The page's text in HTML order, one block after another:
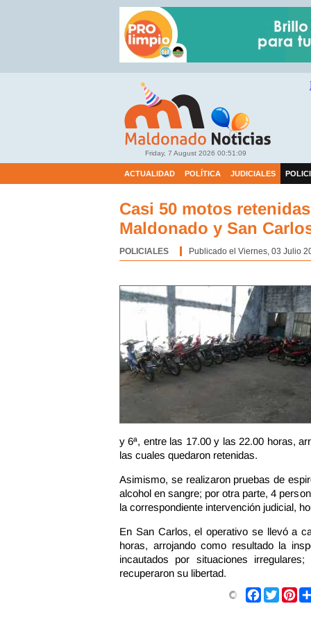
Friday, 7 August 2026 00:51:10
ACTUALIDAD POLÍTICA JUDICIALES
Casi 50 motos
Maldonado y San
POLICIALES Publicado el Viernes, 03 Julio
y 6ª, entre las 17.00 y las 22.00 horas,
las cuales quedaron retenidas.
Asimismo, se realizaron pruebas de
alcohol en sangre; por otra parte, 4
la correspondiente intervención judicial,
En San Carlos, el operativo se llevó a
horas, arrojando como resultado la
incautados por situaciones
recuperaron su libertad.
Facebook
Twitter